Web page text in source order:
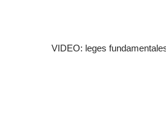
VIDEO: leges